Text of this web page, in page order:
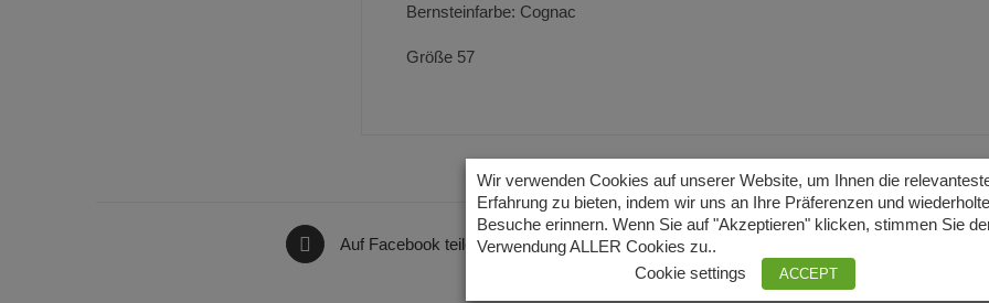
Bernsteinfarbe: Cognac
Größe 57
Auf Facebook teilen Produkt twittern
Wir verwenden Cookies auf unserer Website, um Ihnen die
Erfahrung zu bieten, indem wir uns an Ihre Präferenzen und
Besuche erinnern. Wenn Sie auf "Akzeptieren" klicken, stimmen Sie
Verwendung ALLER Cookies zu..
Cookie settings
ACCEPT